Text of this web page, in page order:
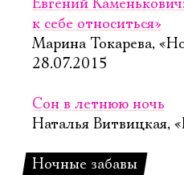
Евгений
к себе относиться»
Марина Токарева,
28.07.2015
Сон в летнюю ночь
Наталья Витвицкая,
Ночные забавы